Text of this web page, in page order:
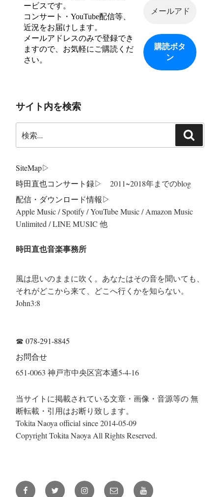
ービスです。
コンサート・YouTube配信等、
近況をお届けします。
メールアドレスのみで登録でき
ますので、お気軽にご購読くだ
さい。
サイト内を検索
索:
索
SiteMap▷
時田直也コンサート録▷ 2011~2018年までのblog
配信・ダウンロード情報▷
Apple Music / Spotify / YouTube Music / Amazon Music
Unlimited / LINE MUSIC 他
時田直也音楽事務所
風は思いのままに吹く。あなたはその音を聞いても、
それがどこから来て、どこへ行くかを知らない。
John3:8
☎ 078-291-8845
お問合せ
651-0063 神戸市中央区宮本通5-4-16
当サイトに掲載されている文章・画像・音源等の 無
断転載・引用はお断り致します。
Tokita Naoya official since 2014-05-09
Copyright Tokita Naoya All Rights Reserved.
Facebook Twitter Instagramメ
YouTube